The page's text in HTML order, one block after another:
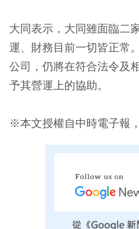
大同表示，大同雖面臨二
運、財務目前一切皆正常
公司，仍將在符合法令及
予其營運上的協助。
※本文授權自中時電子報，